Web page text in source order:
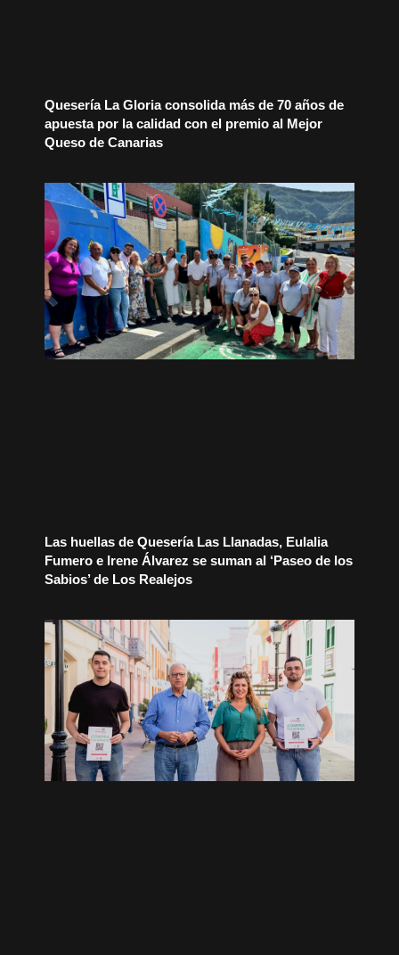
Quesería La Gloria consolida más de 70 años de
apuesta por la calidad con el premio al Mejor
Queso de Canarias
Las huellas de Quesería Las Llanadas, Eulalia
Fumero e Irene Álvarez se suman al ‘Paseo de los
Sabios’ de Los Realejos